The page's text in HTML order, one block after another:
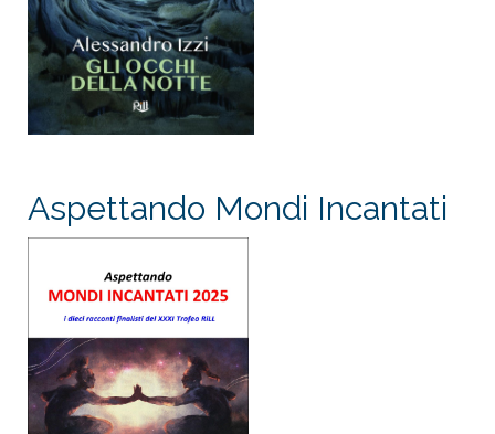
Aspettando Mondi Incantati